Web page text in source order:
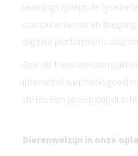
learnings tijdens de fysieke
computerkennis en
digitale platformen is
Ook de theorielessen
interactief aan: het is goed
de les een
Dierenwelzijn in onze